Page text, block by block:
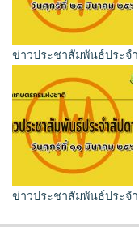
ข่าวประชาสัมพันธ์ประจ
ข่าวประชาสัมพันธ์ประจ